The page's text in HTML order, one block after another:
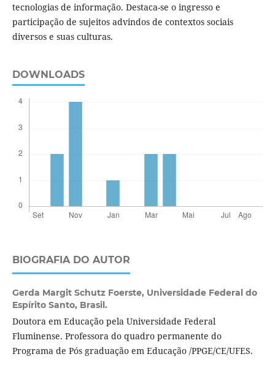
tecnologias de informação. Destaca-se o ingresso e
participação de sujeitos advindos de contextos sociais
diversos e suas culturas.
DOWNLOADS
BIOGRAFIA DO AUTOR
Gerda Margit Schutz Foerste, Universidade Federal do
Espírito Santo, Brasil.
Doutora em Educação pela Universidade Federal
Fluminense. Professora do quadro permanente do
Programa de Pós graduação em Educação /PPGE/CE/UFES.